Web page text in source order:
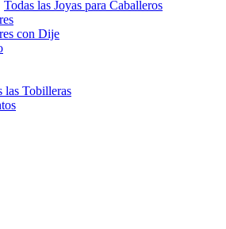
Todas las Joyas para Caballeros
con Dije
las Tobilleras